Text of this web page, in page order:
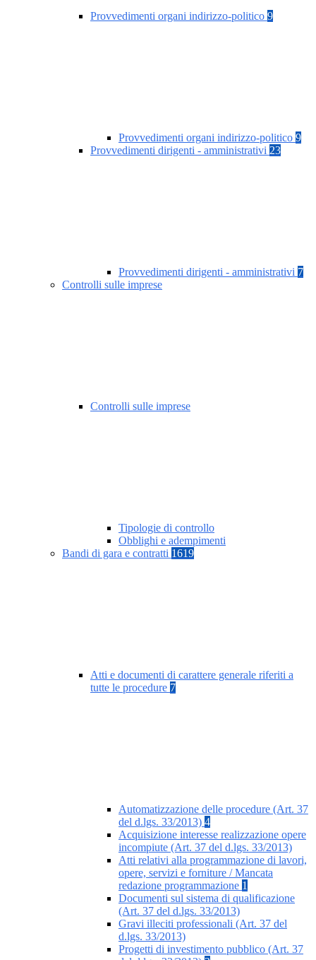
Provvedimenti organi indirizzo-politico 9
Provvedimenti organi indirizzo-politico 9
Provvedimenti dirigenti - amministrativi 23
Provvedimenti dirigenti - amministrativi 7
Controlli sulle imprese
Controlli sulle imprese
Tipologie di controllo
Obblighi e adempimenti
Bandi di gara e contratti 1619
Atti e documenti di carattere generale riferiti a
tutte le procedure 7
Automatizzazione delle procedure (Art. 37
del d.lgs. 33/2013) 4
Acquisizione interesse realizzazione opere
incompiute (Art. 37 del d.lgs. 33/2013)
Atti relativi alla programmazione di lavori,
opere, servizi e forniture / Mancata
redazione programmazione 1
Documenti sul sistema di qualificazione
(Art. 37 del d.lgs. 33/2013)
Gravi illeciti professionali (Art. 37 del
d.lgs. 33/2013)
Progetti di investimento pubblico (Art. 37